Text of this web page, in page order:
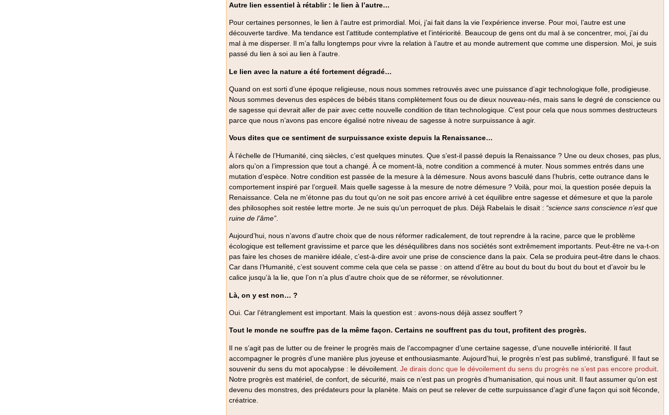
Autre lien essentiel à rétablir : le lien à l’autre…
Pour certaines personnes, le lien à l’autre est primordial. Moi, j’ai fait dans la vie l’expérience inverse. Pour moi, l’autre est une
découverte tardive. Ma tendance est l’attitude contemplative et l’intériorité. Beaucoup de gens ont du mal à se concentrer, moi, j’ai du
mal à me disperser. Il m’a fallu longtemps pour vivre la relation à l’autre et au monde autrement que comme une dispersion. Moi, je suis
passé du lien à soi au lien à l’autre.
Le lien avec la nature a été fortement dégradé…
Quand on est sorti d’une époque religieuse, nous nous sommes retrouvés avec une puissance d’agir technologique folle, prodigieuse.
Nous sommes devenus des espèces de bébés titans complètement fous ou de dieux nouveau-nés, mais sans le degré de conscience ou
de sagesse qui devrait aller de pair avec cette nouvelle condition de titan technologique. C’est pour cela que nous sommes destructeurs
parce que nous n’avons pas encore égalisé notre niveau de sagesse à notre surpuissance à agir.
Vous dites que ce sentiment de surpuissance existe depuis la Renaissance…
À l’échelle de l’Humanité, cinq siècles, c’est quelques minutes. Que s’est-il passé depuis la Renaissance ? Une ou deux choses, pas plus,
alors qu’on a l’impression que tout a changé. À ce moment-là, notre condition a commencé à muter. Nous sommes entrés dans une
mutation d’espèce. Notre condition est passée de la mesure à la démesure. Nous avons basculé dans l’hubris, cette outrance dans le
comportement inspiré par l’orgueil. Mais quelle sagesse à la mesure de notre démesure ? Voilà, pour moi, la question posée depuis la
Renaissance. Cela ne m’étonne pas du tout qu’on ne soit pas encore arrivé à cet équilibre entre sagesse et démesure et que la parole
des philosophes soit restée lettre morte. Je ne suis qu’un perroquet de plus. Déjà Rabelais le disait : “science sans conscience n’est que
ruine de l’âme”.
Aujourd’hui, nous n’avons d’autre choix que de nous réformer radicalement, de tout reprendre à la racine, parce que le problème
écologique est tellement gravissime et parce que les déséquilibres dans nos sociétés sont extrêmement importants. Peut-être ne va-t-on
pas faire les choses de manière idéale, c’est-à-dire avoir une prise de conscience dans la paix. Cela se produira peut-être dans le chaos.
Car dans l’Humanité, c’est souvent comme cela que cela se passe : on attend d’être au bout du bout du bout du bout et d’avoir bu le
calice jusqu’à la lie, que l’on n’a plus d’autre choix que de se réformer, se révolutionner.
Là, on y est non… ?
Oui. Car l’étranglement est important. Mais la question est : avons-nous déjà assez souffert ?
Tout le monde ne souffre pas de la même façon. Certains ne souffrent pas du tout, profitent des progrès.
Il ne s’agit pas de lutter ou de freiner le progrès mais de l’accompagner d’une certaine sagesse, d’une nouvelle intériorité. Il faut
accompagner le progrès d’une manière plus joyeuse et enthousiasmante. Aujourd’hui, le progrès n’est pas sublimé, transfiguré. Il faut se
souvenir du sens du mot apocalypse : le dévoilement. Je dirais donc que le dévoilement du sens du progrès ne s’est pas encore produit.
Notre progrès est matériel, de confort, de sécurité, mais ce n’est pas un progrès d’humanisation, qui nous unit. Il faut assumer qu’on est
devenu des monstres, des prédateurs pour la planète. Mais on peut se relever de cette surpuissance d’agir d’une façon qui soit féconde,
créatrice.